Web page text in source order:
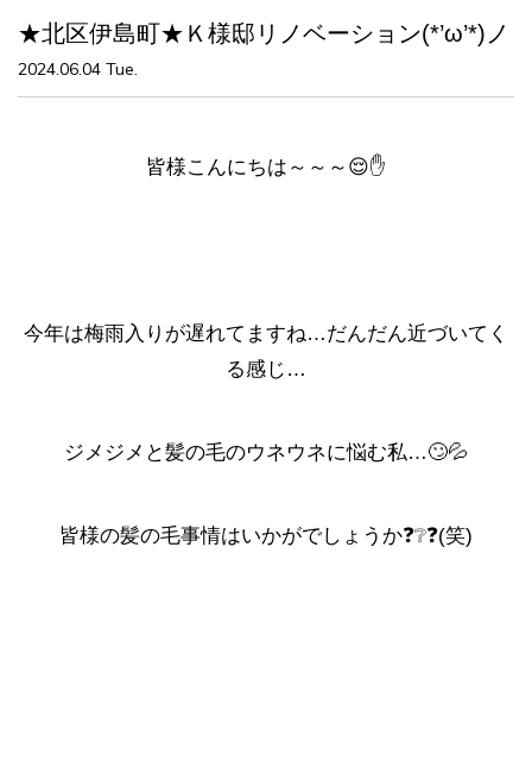
★北区伊島町★Ｋ様邸リノベーション(*’ω’*)ノ
2024.06.04 Tue.
皆様こんにちは～～～😌✋
今年は梅雨入りが遅れてますね…だんだん近づいてく
る感じ…
ジメジメと髪の毛のウネウネに悩む私…🙄💦
皆様の髪の毛事情はいかがでしょうか❓❔❓(笑)